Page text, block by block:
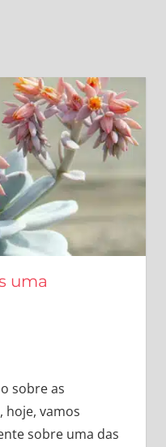
uma
sobre as
hoje, vamos
sobre uma das